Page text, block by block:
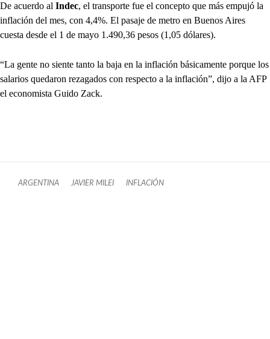
De acuerdo al Indec, el transporte fue el concepto que más empujó la
inflación del mes, con 4,4%. El pasaje de metro en Buenos Aires
cuesta desde el 1 de mayo 1.490,36 pesos (1,05 dólares).
“La gente no siente tanto la baja en la inflación básicamente porque los
salarios quedaron rezagados con respecto a la inflación”, dijo a la AFP
el economista Guido Zack.
ARGENTINA JAVIER MILEI INFLACIÓN